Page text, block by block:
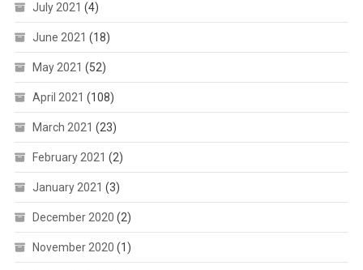
July 2021 (4)
June 2021 (18)
May 2021 (52)
April 2021 (108)
March 2021 (23)
February 2021 (2)
January 2021 (3)
December 2020 (2)
November 2020 (1)